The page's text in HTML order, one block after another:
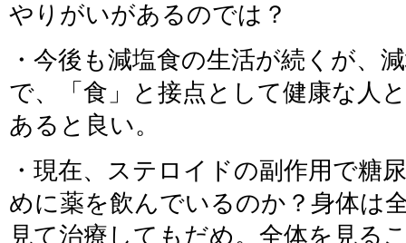
やりがいがあるのでは？
・今後も減塩食の生活が続くが、
で、「食」と接点として健康な人
あると良い。
・現在、ステロイドの副作用で糖
めに薬を飲んでいるのか？身体は
見て治療してもだめ。全体を見る